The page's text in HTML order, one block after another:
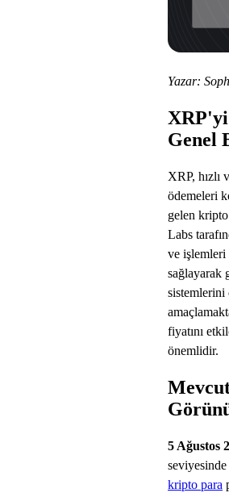
Yazar:
Genel
XRP, hızlı
ödemeleri
gelen
Labs
ve işlemleri
sağlayarak
fiyatını
önemlidir.
5 Ağustos
kripto para